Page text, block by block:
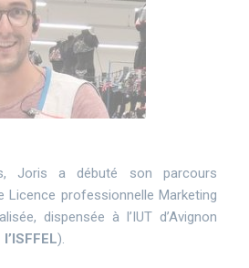
Joris a débuté son parcours
Licence professionnelle Marketing
dispensée à l’IUT d’Avignon
).